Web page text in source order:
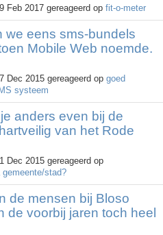
Feb 2017 gereageerd op fit-o-meter
we eens sms-bundels
Mobile Web noemde.
Dec 2015 gereageerd op goed
systeem
anders even bij de
van het Rode
Dec 2015 gereageerd op
stad?
de mensen bij Bloso
de voorbij jaren toch heel